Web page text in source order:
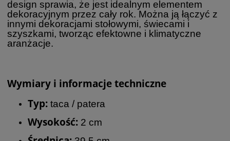
design sprawia, że jest idealnym elementem
dekoracyjnym przez cały rok. Można ją łączyć z
innymi dekoracjami stołowymi, świecami i
szyszkami, tworząc efektowne i klimatyczne
aranżacje.
Wymiary i informacje techniczne
Typ: taca / patera
Wysokość: 2 cm